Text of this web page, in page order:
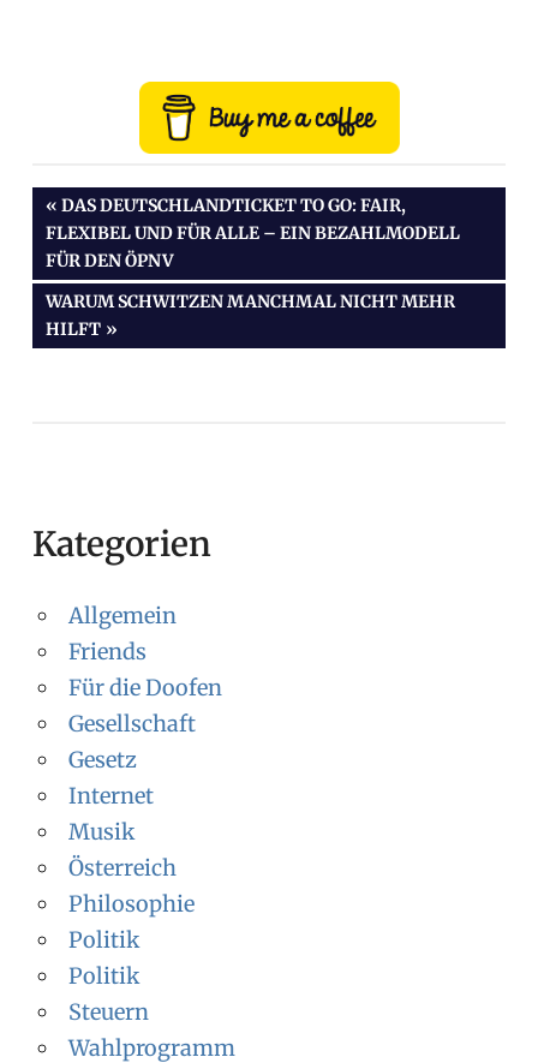
Beitragsnavigation
VORHERIGER
BEITRAG:
DAS DEUTSCHLANDTICKET TO GO: FAIR,
FLEXIBEL UND FÜR ALLE – EIN BEZAHLMODELL
FÜR DEN ÖPNV
NÄCHSTER
BEITRAG:
WARUM SCHWITZEN MANCHMAL NICHT MEHR
HILFT
Kategorien
Allgemein
Friends
Für die Doofen
Gesellschaft
Gesetz
Internet
Musik
Österreich
Philosophie
Politik
Politik
Steuern
Wahlprogramm